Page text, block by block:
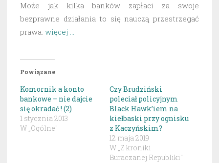
Może jak kilka banków zapłaci za swoje
bezprawne działania to się nauczą przestrzegać
prawa. więcej …
Powiązane
Komornik a konto
bankowe – nie dajcie
się okradać ! (2)
1 stycznia 2013
W „Ogólne"
Czy Brudziński
poleciał policyjnym
Black Hawk’iem na
kiełbaski przy ognisku
z Kaczyńskim?
12 maja 2019
W „Z kroniki
Buraczanej Republiki"